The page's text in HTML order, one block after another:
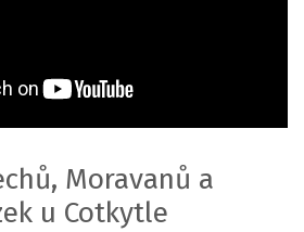
Moravanů a
u Cotkytle